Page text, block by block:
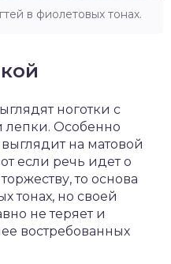
в фиолетовых тонах.
ноготки с
лепки. Особенно
на матовой
если речь идет о
то основа
тонах, но своей
не теряет и
востребованных